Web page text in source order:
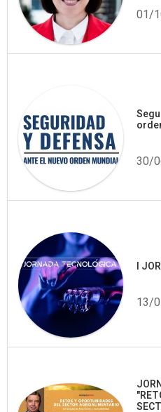
01/
30/
I
13/